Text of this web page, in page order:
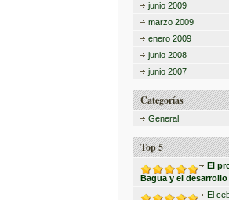
junio 2009
marzo 2009
enero 2009
junio 2008
junio 2007
Categorías
General
Top 5
El
Bagua y el
El